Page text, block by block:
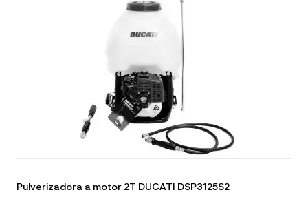
Pulverizadora a motor 2T DUCATI DSP3125S2